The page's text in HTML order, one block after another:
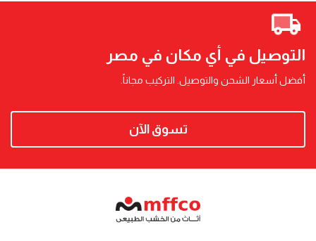
التوصيل في أي مكان في مصر
أفضل أسعار الشحن والتوصيل. التركيب مجاناً.
تسوق الآن